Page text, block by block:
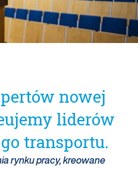
nowej
liderów
transportu.
rynku pracy, kreowane